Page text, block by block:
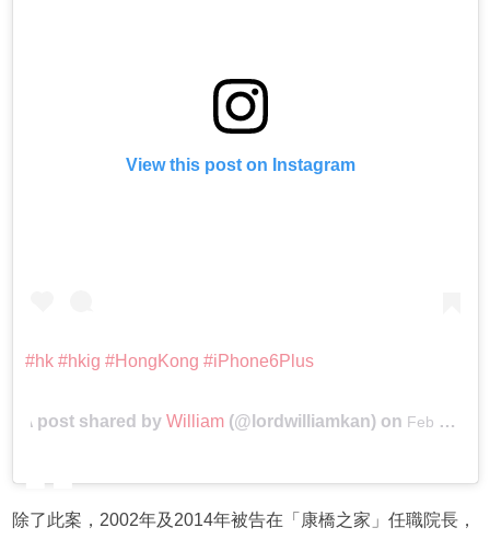
View this post on Instagram
#hk #hkig #HongKong #iPhone6Plus
A post shared byWilliam (@lordwilliamkan) on Feb 21, 2016 at 7:59pm PST
除了此案，2002年及2014年被告在「康橋之家」任職院長，